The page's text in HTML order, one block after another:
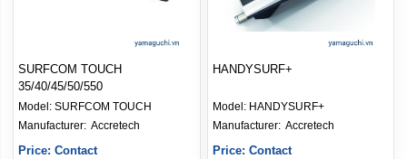
SURFCOM TOUCH
35/40/45/50/550
Model: SURFCOM TOUCH
Accretech
Price: Contact
HANDYSURF+
Model: HANDYSURF+
Manufacturer: Accretech
Price: Contact